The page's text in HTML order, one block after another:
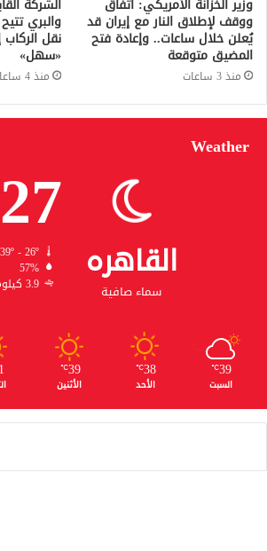
وزير الخزانة الأمريكي: اتفاق
ووقف لإطلاق النار مع إيران قد
يُعلن خلال ساعات.. وإعادة فتح
المضيق متوقعة
منذ 3 ساعات
الشركة
والبري
نقل الركاب
«سهل»
منذ 4 ساعات
Weather
القاهره
سماء صافية
27
39º - 26º
57%
3.9 كيلومتر/ساعة
39
℃
السبت
38
℃
الأحد
39
℃
الأثنين